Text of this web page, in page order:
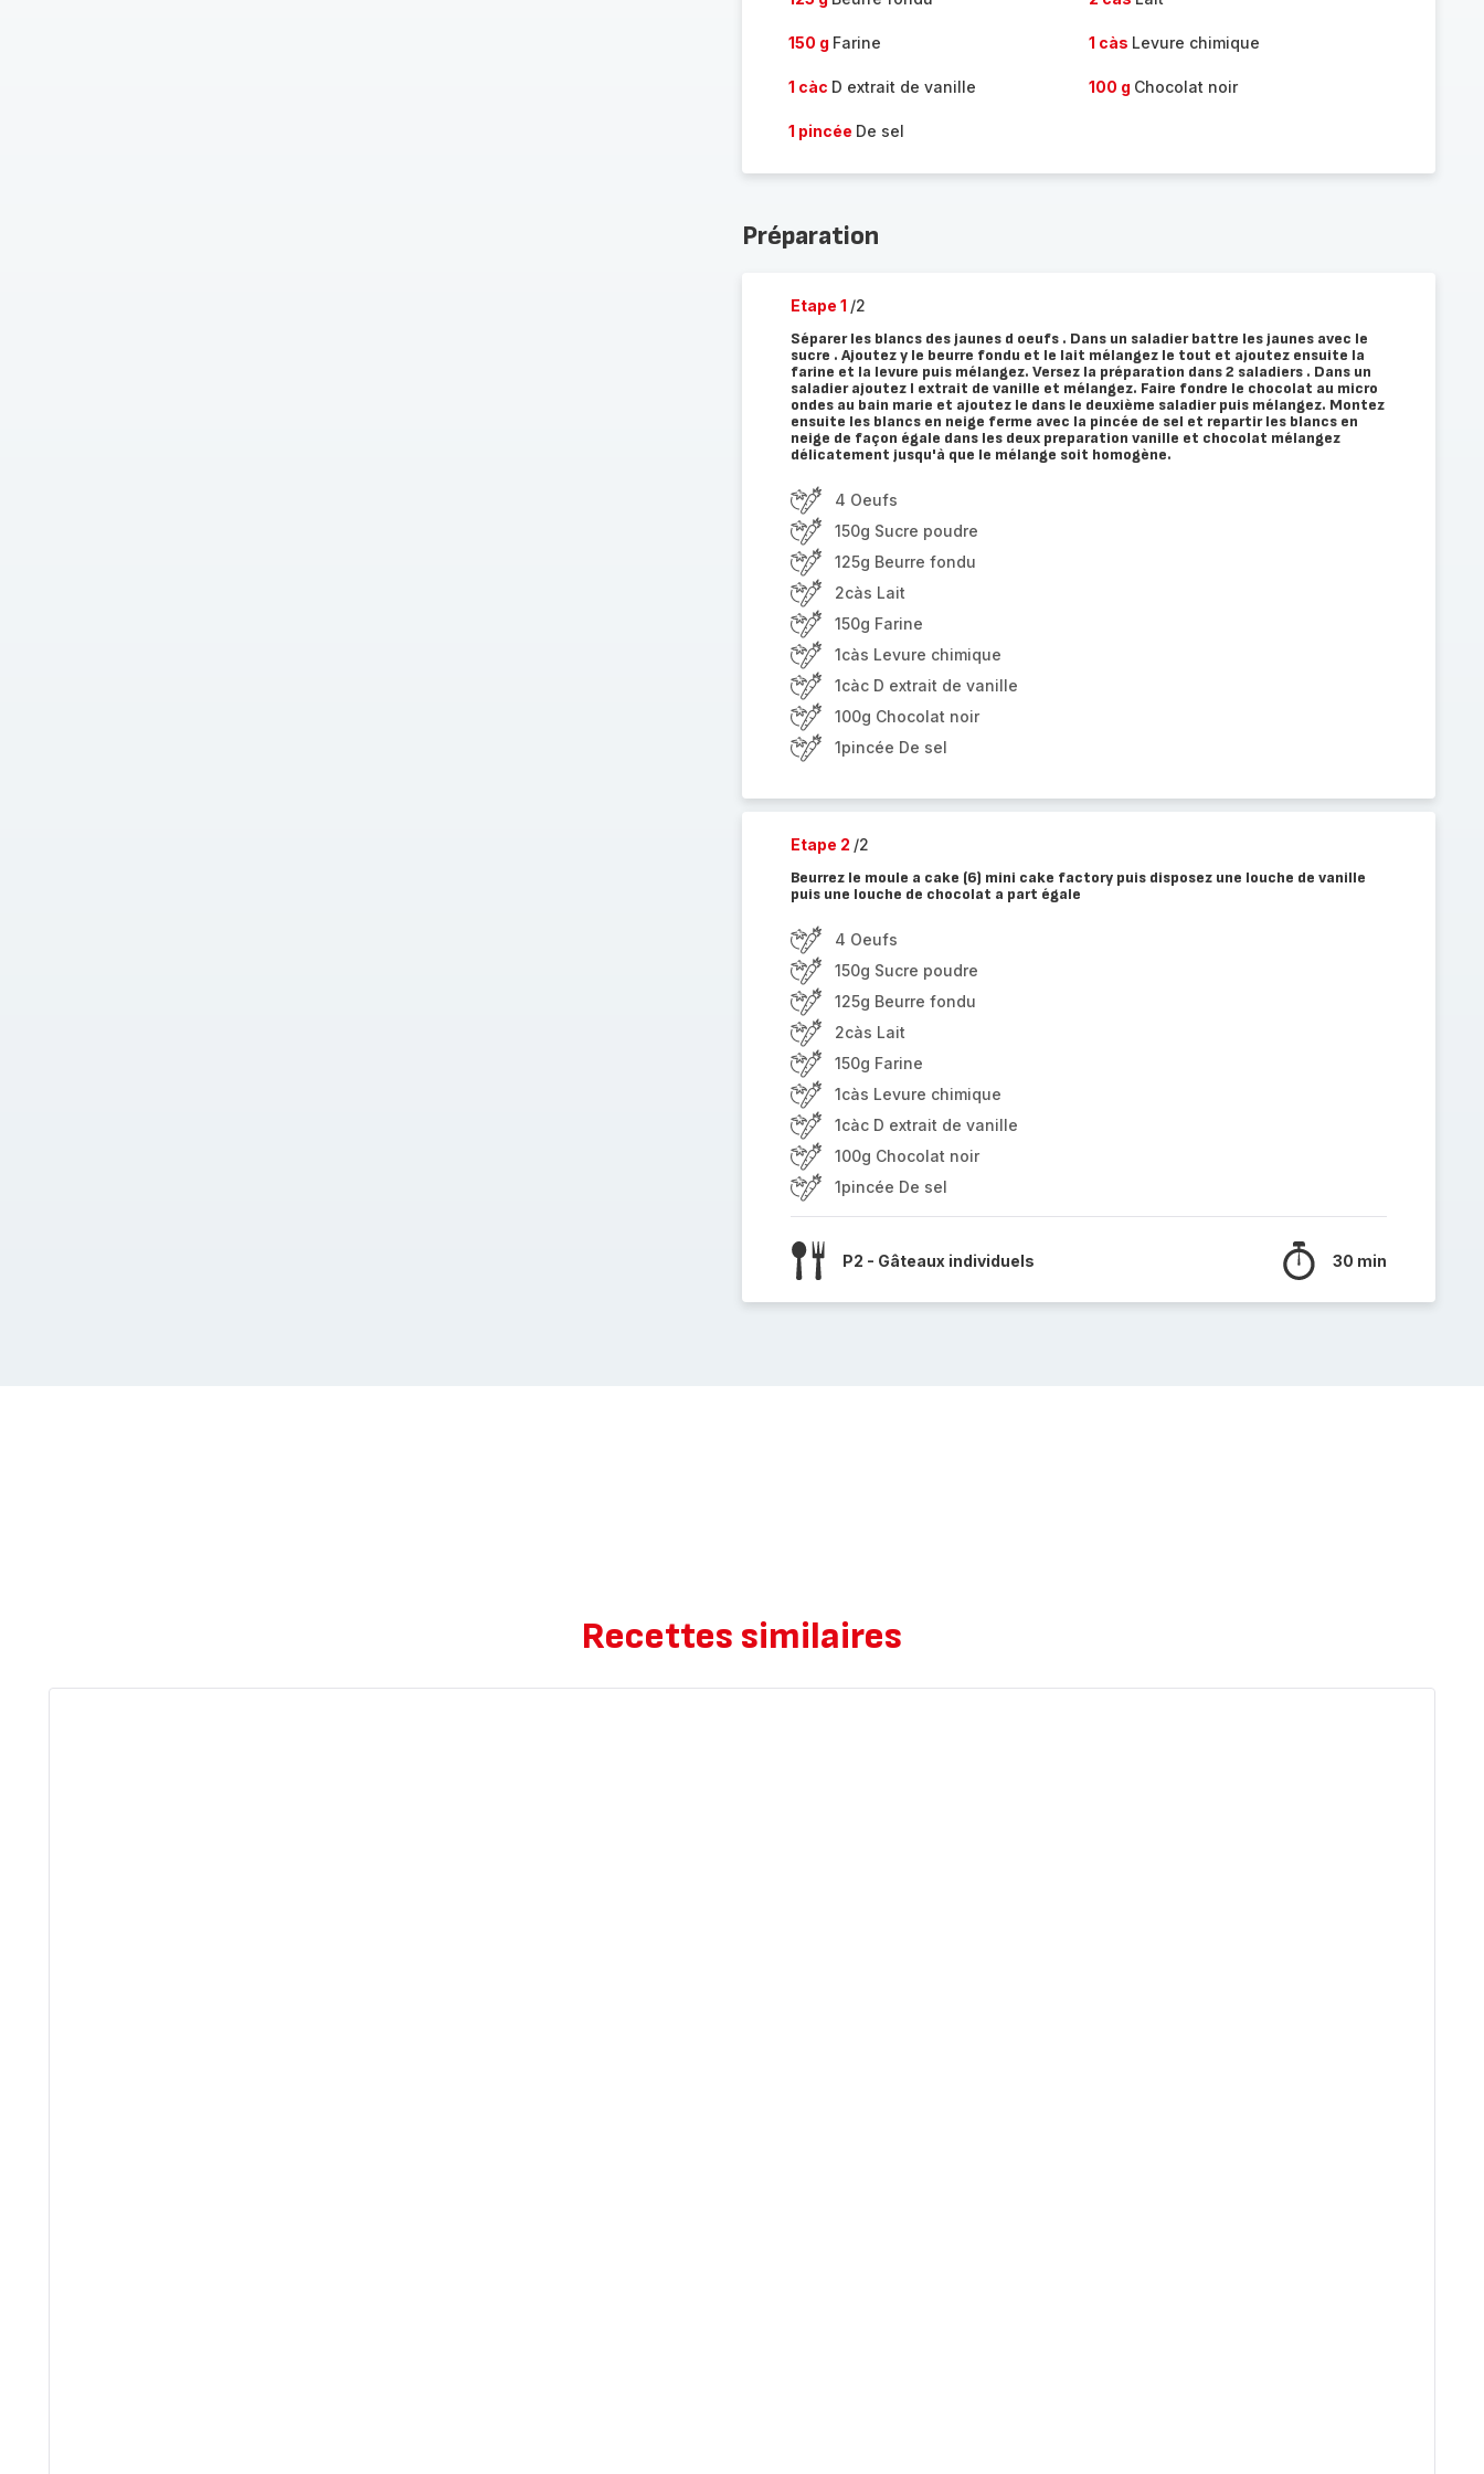
150 g Farine 1 càs Levure chimique
1 càc D extrait de vanille 100 g Chocolat noir
1 pincée De sel
Préparation
Etape 1 /2
Séparer les blancs des jaunes d oeufs . Dans un saladier battre les jaunes avec le
sucre . Ajoutez y le beurre fondu et le lait mélangez le tout et ajoutez ensuite la
farine et la levure puis mélangez. Versez la préparation dans 2 saladiers . Dans un
saladier ajoutez l extrait de vanille et mélangez. Faire fondre le chocolat au micro
ondes au bain marie et ajoutez le dans le deuxième saladier puis mélangez. Montez
ensuite les blancs en neige ferme avec la pincée de sel et repartir les blancs en
neige de façon égale dans les deux preparation vanille et chocolat mélangez
délicatement jusqu'à que le mélange soit homogène.
4 Oeufs
150g Sucre poudre
125g Beurre fondu
2càs Lait
150g Farine
1càs Levure chimique
1càc D extrait de vanille
100g Chocolat noir
1pincée De sel
Etape 2 /2
Beurrez le moule a cake (6) mini cake factory puis disposez une louche de vanille
puis une louche de chocolat a part égale
4 Oeufs
150g Sucre poudre
125g Beurre fondu
2càs Lait
150g Farine
1càs Levure chimique
1càc D extrait de vanille
100g Chocolat noir
1pincée De sel
P2 - Gâteaux individuels 30 min
Recettes similaires